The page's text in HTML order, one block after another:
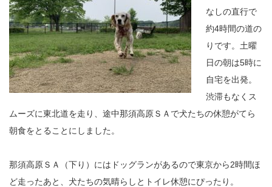
なしの直行で
約4時間の道の
りです。土曜
日の朝は5時に
自宅を出発。
渋滞もなくス
ムーズに東北道を走り、途中那須高原ＳＡで犬たちの休憩がてら
朝食をとることにしました。
那須高原ＳＡ（下り）にはドッグランがあるので東京から2時間ほ
ど走ったあと、犬たちの気晴らしとトイレ休憩にぴったり。